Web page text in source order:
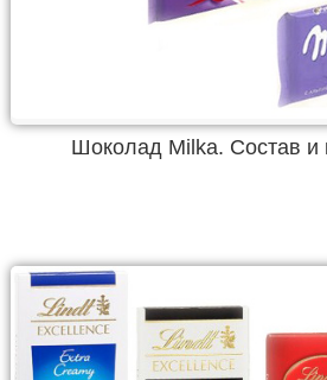
Шоколад Milka. Состав и